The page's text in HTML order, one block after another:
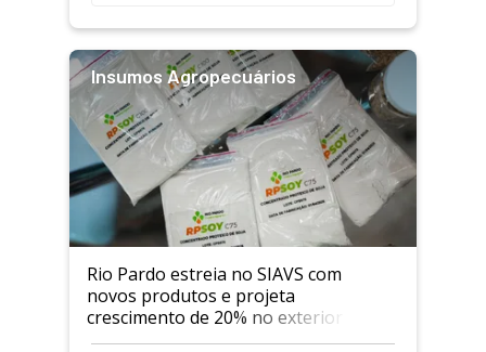
Insumos Agropecuários
Rio Pardo estreia no SIAVS com
novos produtos e projeta
crescimento de 20% no exterior